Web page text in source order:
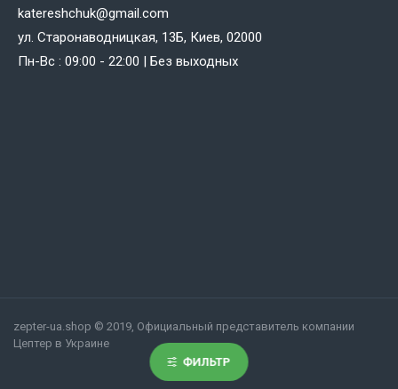
katereshchuk@gmail.com
ул. Старонаводницкая, 13Б, Киев, 02000
Пн-Вс : 09:00 - 22:00 | Без выходных
zepter-ua.shop © 2019, Официальный представитель компании
Цептер в Украине
ФИЛЬТР